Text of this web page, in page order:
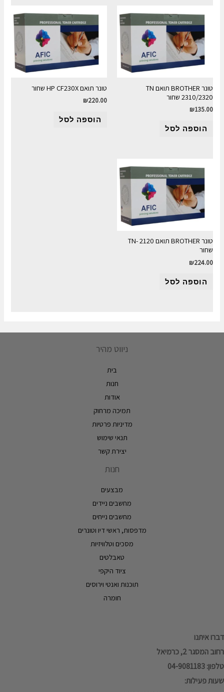
טונר BROTHER תואם TN
2310/2320 שחור
₪135.00
הוספה לסל
טונר תואם HP CF230X שחור
₪220.00
הוספה לסל
טונר BROTHER תואם 2120 -TN
שחור
₪224.00
הוספה לסל
ניווט מהיר
בית
חנות
אודות
תמיכה מרחוק
מדיניות פרטיות
תנאי שימוש
יצירת קשר
חנות
מבצעים
מחשבים ניידים
מחשבים נייחים
מדפסות, ראשי דיו וטונרים
מסכים וטלוויזיות
טאבלטים
ציוד היקפי
תוכנות ואנטי וירוסים
חומרה
דברו איתנו
רחוב המסגר 2, כרמיאל
טלפון: 04-9081183
שעות פעילות: